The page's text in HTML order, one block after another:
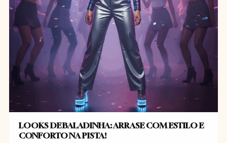
LOOKS DE BALADINHA: ARRASE COM ESTILO E
CONFORTO NA PISTA!